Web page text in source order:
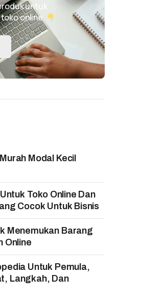
untuk
online.
Modal Kecil
Toko Online Dan
Cocok Untuk Bisnis
Menemukan Barang
Online
Untuk Pemula,
Langkah, Dan